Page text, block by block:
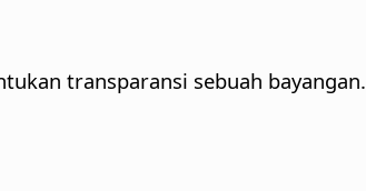
transparansi sebuah bayangan.